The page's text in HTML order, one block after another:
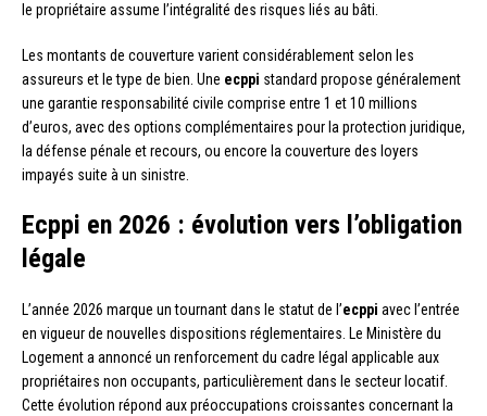
le propriétaire assume l’intégralité des risques liés au bâti.
Les montants de couverture varient considérablement selon les
assureurs et le type de bien. Une ecppi standard propose généralement
une garantie responsabilité civile comprise entre 1 et 10 millions
d’euros, avec des options complémentaires pour la protection juridique,
la défense pénale et recours, ou encore la couverture des loyers
impayés suite à un sinistre.
Ecppi en 2026 : évolution vers l’obligation
légale
L’année 2026 marque un tournant dans le statut de l’ecppi avec l’entrée
en vigueur de nouvelles dispositions réglementaires. Le Ministère du
Logement a annoncé un renforcement du cadre légal applicable aux
propriétaires non occupants, particulièrement dans le secteur locatif.
Cette évolution répond aux préoccupations croissantes concernant la